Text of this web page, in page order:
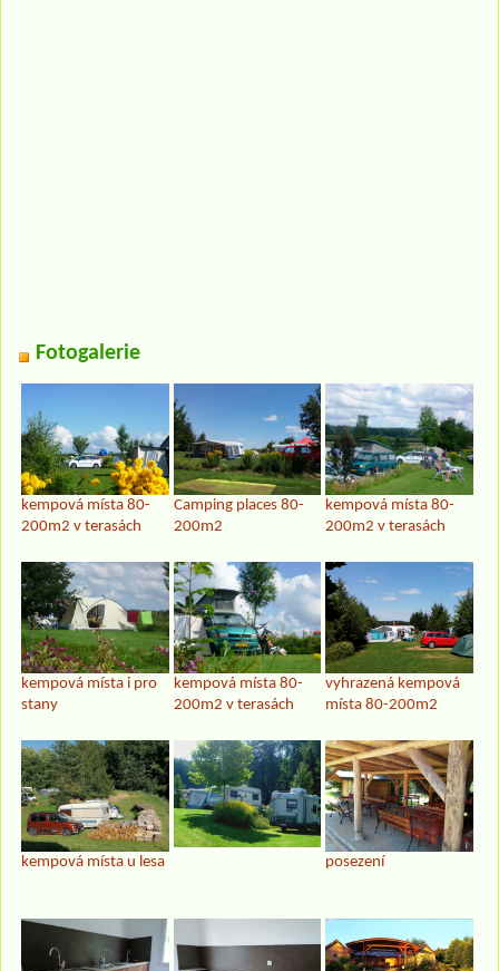
Fotogalerie
kempová místa 80-
200m2 v terasách
Camping places 80-
200m2
kempová místa 80-
200m2 v terasách
kempová místa i pro
stany
kempová místa 80-
200m2 v terasách
vyhrazená kempová
místa 80-200m2
kempová místa u lesa posezení